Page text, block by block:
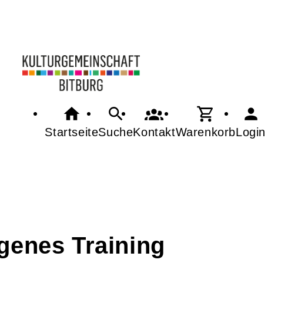
StartseiteSucheKontaktWarenkorbLogin
Training